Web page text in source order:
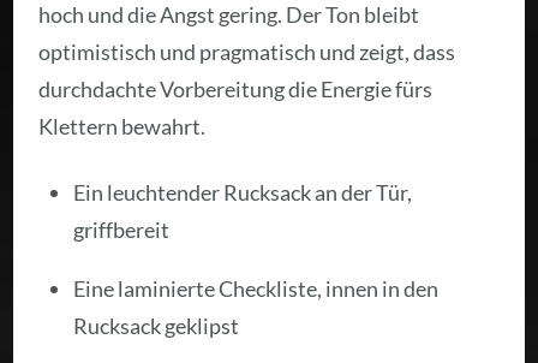
hoch und die Angst gering. Der Ton bleibt
optimistisch und pragmatisch und zeigt, dass
durchdachte Vorbereitung die Energie fürs
Klettern bewahrt.
Ein leuchtender Rucksack an der Tür,
griffbereit
Eine laminierte Checkliste, innen in den
Rucksack geklipst